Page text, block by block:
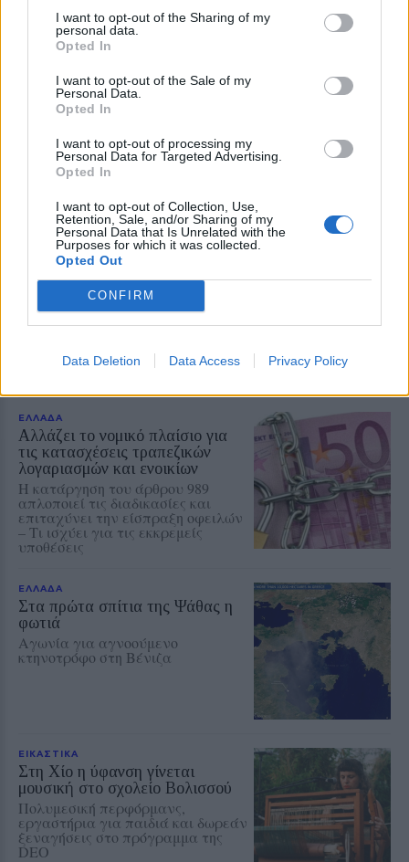
I want to opt-out of the Sharing of my
personal data.
Opted In
I want to opt-out of the Sale of my
Personal Data.
Opted In
I want to opt-out of processing my
Personal Data for Targeted Advertising.
Opted In
I want to opt-out of Collection, Use,
Retention, Sale, and/or Sharing of my
Personal Data that Is Unrelated with the
Purposes for which it was collected.
Opted Out
CONFIRM
Data Deletion Data Access Privacy Policy
του Ορμούζ
ΒΟΡΕΙΟ ΑΙΓΑΙΟ
Δύο τραυματίες σε τροχαίο στο
Λιβαδοχώρι της Λήμνου
Ένα Ι.Χ. αυτοκίνητο βγήκε από την
πορεία τους και ανατράπηκε εκτός
του οδοστρώματος
ΒΟΡΕΙΟ ΑΙΓΑΙΟ
Σύλληψη στη Λήμνο για δυνατή
μουσική σε κατάστημα
Κατασχέθηκε ενισχυτής ήχου – Η
ένταση ξεπερνούσε το ανώτατο
ανακοίνωση της Αστυνομίας
ΕΛΛΑΔΑ
Αλλάζει το νομικό πλαίσιο για
τις κατασχέσεις τραπεζικών
λογαριασμών και ενοικίων
Η κατάργηση του άρθρου 989
απλοποιεί τις διαδικασίες και
επιταχύνει την είσπραξη οφειλών
– Τι ισχύει για τις εκκρεμείς
υποθέσεις
ΕΛΛΑΔΑ
Στα πρώτα σπίτια της Ψάθας η
φωτιά
Αγωνία για αγνοούμενο
κτηνοτρόφο στη Βένιζα
ΕΙΚΑΣΤΙΚΑ
Στη Χίο η ύφανση γίνεται
μουσική στο σχολείο Βολισσού
Πολυμεσική περφόρμανς,
εργαστήρια για παιδιά και δωρεάν
ξεναγήσεις στο πρόγραμμα της
DEO